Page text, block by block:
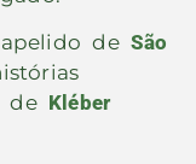
deSão
de Kléber